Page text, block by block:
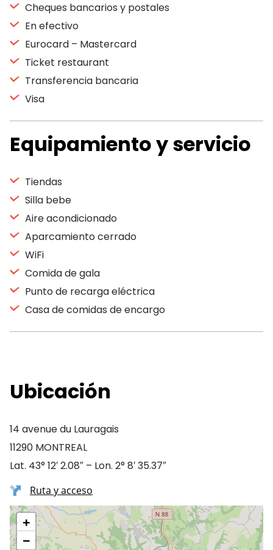
Cheques bancarios y postales
En efectivo
Eurocard – Mastercard
Ticket restaurant
Transferencia bancaria
Visa
Equipamiento y servicio
Tiendas
Silla bebe
Aire acondicionado
Aparcamiento cerrado
WiFi
Comida de gala
Punto de recarga eléctrica
Casa de comidas de encargo
Ubicación
14 avenue du Lauragais
11290 MONTREAL
Lat. 43° 12′ 2.08″ – Lon. 2° 8′ 35.37″
Ruta y acceso
+
−